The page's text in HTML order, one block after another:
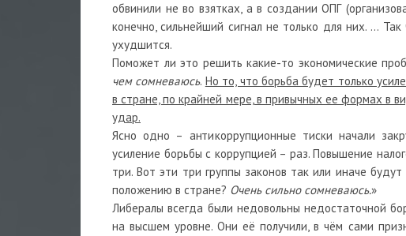
обвинили не во взятках, а в создании ОПГ
конечно, сильнейший сигнал не только для них. …
ухудшится.
Поможет ли это решить какие-то экономические
чем сомневаюсь. Но то, что борьба будет только
в стране, по крайней мере, в привычных ее формах в
удар.
Ясно одно – антикоррупционные тиски начали
усиление борьбы с коррупцией – раз. Повышение
три. Вот эти три группы законов так или иначе
положению в стране? Очень сильно сомневаюсь.»
Либералы всегда были недовольны недостаточной
на высшем уровне. Они её получили, в чём сами